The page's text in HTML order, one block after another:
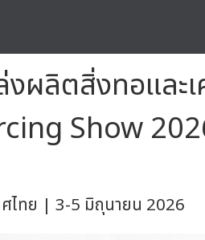
งผลิตสิ่งทอและ
Show
ศไทย | 3-5 มิถุนายน 2026